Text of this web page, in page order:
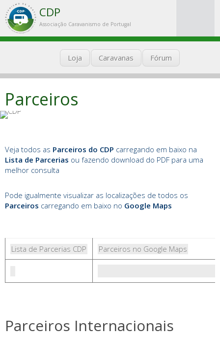
CDP
Associação Caravanismo de Portugal
Loja Caravanas Fórum
Parceiros
Veja todos as Parceiros do CDP carregando em baixo na
Lista de Parcerias ou fazendo download do PDF para uma
melhor consulta
Pode igualmente visualizar as localizações de todos os
Parceiros carregando em baixo no Google Maps
Lista de Parcerias CDP Parceiros no Google Maps
Parceiros Internacionais